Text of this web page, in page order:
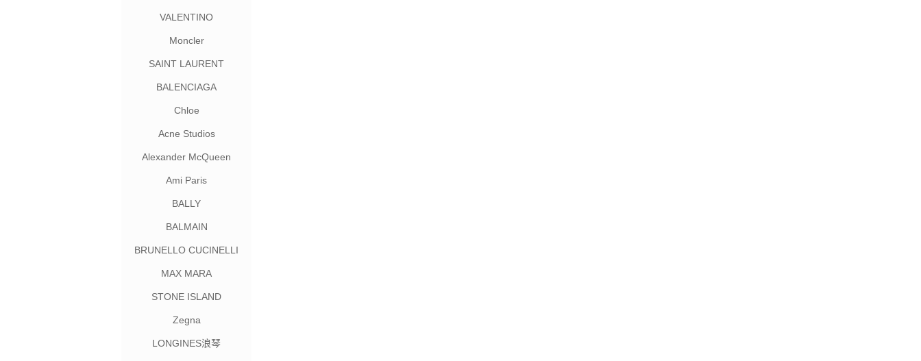
VALENTINO
Moncler
SAINT LAURENT
BALENCIAGA
Chloe
Acne Studios
Alexander McQueen
Ami Paris
BALLY
BALMAIN
BRUNELLO CUCINELLI
MAX MARA
STONE ISLAND
Zegna
LONGINES浪琴